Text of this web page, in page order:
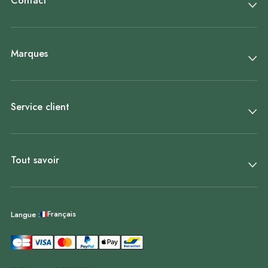
Marques
Service client
Tout savoir
Langue : Français